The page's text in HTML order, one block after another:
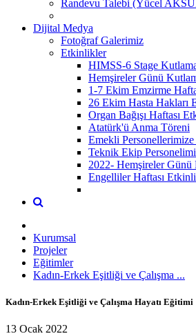
Randevu Talebi (Yücel
Dijital Medya
Fotoğraf Galerimiz
Etkinlikler
HIMSS-6 Stage
Hemşireler Günü
1-7 Ekim Emzirme
26 Ekim Hasta Hakları
Organ Bağışı Haftası
Atatürk'ü Anma Töreni
Emekli
Teknik Ekip
2022- Hemşireler Günü
Engelliler Haftası
Kurumsal
Projeler
Eğitimler
Kadın-Erkek Eşitliği ve Çalışma ...
Kadın-Erkek Eşitliği ve Çalışma Hayatı Eğitimi
13 Ocak 2022